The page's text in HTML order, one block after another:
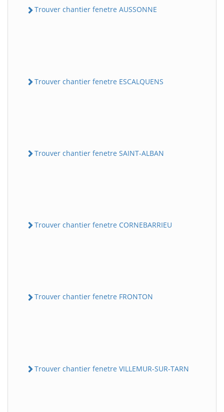
Trouver chantier fenetre AUSSONNE
Trouver chantier fenetre ESCALQUENS
Trouver chantier fenetre SAINT-ALBAN
Trouver chantier fenetre CORNEBARRIEU
Trouver chantier fenetre FRONTON
Trouver chantier fenetre VILLEMUR-SUR-TARN